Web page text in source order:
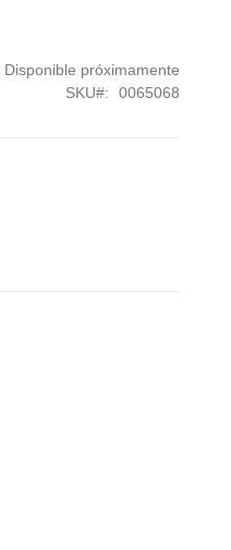
Disponible próximamente
SKU
0065068